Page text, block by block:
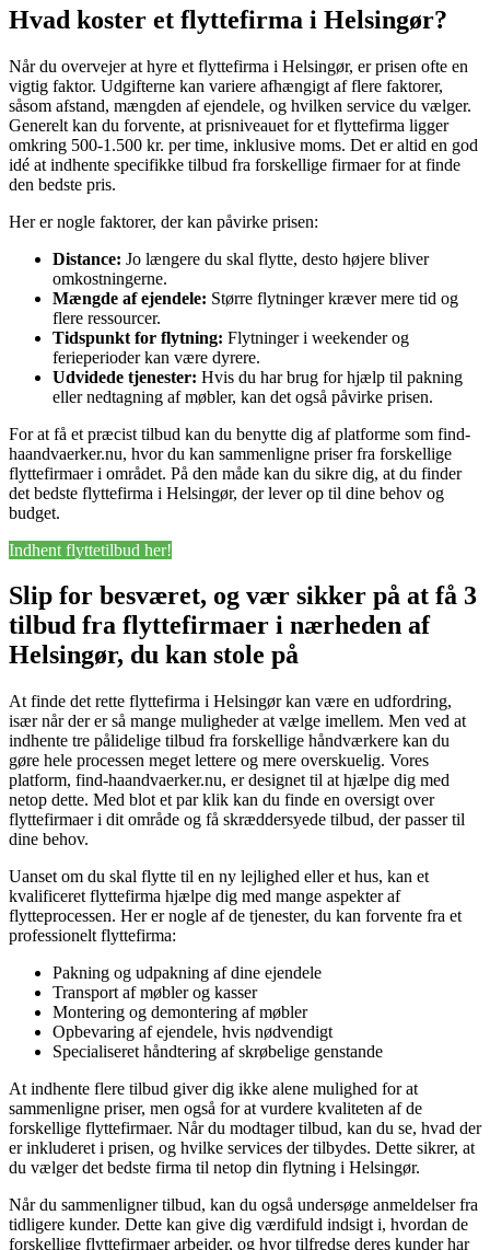
Hvad koster et flyttefirma i Helsingør?
Når du overvejer at hyre et flyttefirma i Helsingør, er prisen ofte en
vigtig faktor. Udgifterne kan variere afhængigt af flere faktorer,
såsom afstand, mængden af ejendele, og hvilken service du vælger.
Generelt kan du forvente, at prisniveauet for et flyttefirma ligger
omkring 500-1.500 kr. per time, inklusive moms. Det er altid en god
idé at indhente specifikke tilbud fra forskellige firmaer for at finde
den bedste pris.
Her er nogle faktorer, der kan påvirke prisen:
Distance: Jo længere du skal flytte, desto højere bliver
omkostningerne.
Mængde af ejendele: Større flytninger kræver mere tid og
flere ressourcer.
Tidspunkt for flytning: Flytninger i weekender og
ferieperioder kan være dyrere.
Udvidede tjenester: Hvis du har brug for hjælp til pakning
eller nedtagning af møbler, kan det også påvirke prisen.
For at få et præcist tilbud kan du benytte dig af platforme som find-
haandvaerker.nu, hvor du kan sammenligne priser fra forskellige
flyttefirmaer i området. På den måde kan du sikre dig, at du finder
det bedste flyttefirma i Helsingør, der lever op til dine behov og
budget.
Indhent flyttetilbud her!
Slip for besværet, og vær sikker på at få 3
tilbud fra flyttefirmaer i nærheden af
Helsingør, du kan stole på
At finde det rette flyttefirma i Helsingør kan være en udfordring,
især når der er så mange muligheder at vælge imellem. Men ved at
indhente tre pålidelige tilbud fra forskellige håndværkere kan du
gøre hele processen meget lettere og mere overskuelig. Vores
platform, find-haandvaerker.nu, er designet til at hjælpe dig med
netop dette. Med blot et par klik kan du finde en oversigt over
flyttefirmaer i dit område og få skræddersyede tilbud, der passer til
dine behov.
Uanset om du skal flytte til en ny lejlighed eller et hus, kan et
kvalificeret flyttefirma hjælpe dig med mange aspekter af
flytteprocessen. Her er nogle af de tjenester, du kan forvente fra et
professionelt flyttefirma:
Pakning og udpakning af dine ejendele
Transport af møbler og kasser
Montering og demontering af møbler
Opbevaring af ejendele, hvis nødvendigt
Specialiseret håndtering af skrøbelige genstande
At indhente flere tilbud giver dig ikke alene mulighed for at
sammenligne priser, men også for at vurdere kvaliteten af de
forskellige flyttefirmaer. Når du modtager tilbud, kan du se, hvad der
er inkluderet i prisen, og hvilke services der tilbydes. Dette sikrer, at
du vælger det bedste firma til netop din flytning i Helsingør.
Når du sammenligner tilbud, kan du også undersøge anmeldelser fra
tidligere kunder. Dette kan give dig værdifuld indsigt i, hvordan de
forskellige flyttefirmaer arbejder, og hvor tilfredse deres kunder har